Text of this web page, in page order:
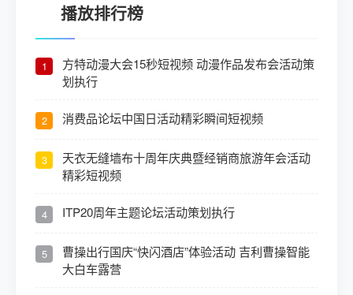
播放排行榜
1
方特动漫大会15秒短视频 动漫作品发布会活动策
划执行
2 消费品论坛中国日活动精彩瞬间短视频
3
天衣无缝墙布十周年庆典暨经销商旅游年会活动
精彩短视频
4 ITP20周年主题论坛活动策划执行
5
曹操出行国庆“快闪酒店”体验活动 吉利曹操智能
大白车露营